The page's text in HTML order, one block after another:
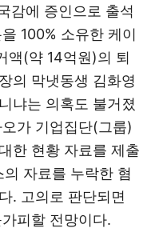
감에 증인으로 출석
100% 소유한 케이
액(약 14억원)의 퇴
의 막냇동생 김화영
냐는 의혹도 불거졌
가 기업집단(그룹)
한 현황 자료를 제출
자료를 누락한 혐
. 고의로 판단되면
피할 전망이다.